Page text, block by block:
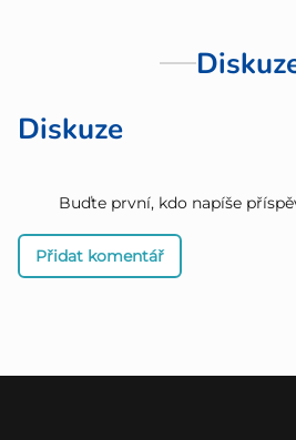
Diskuze
Buďte první, kdo napíše
Přidat komentář